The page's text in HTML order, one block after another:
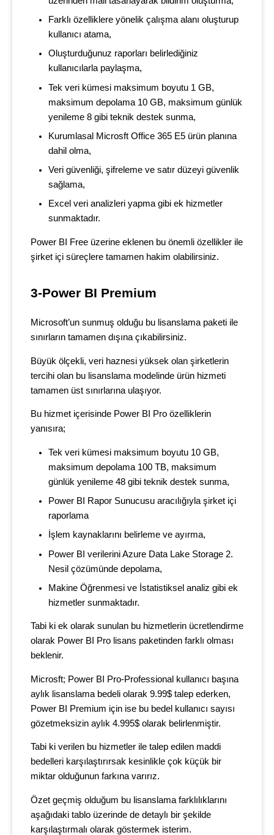
Farklı özelliklere yönelik çalışma alanı oluşturup
kullanıcı atama,
Oluşturduğunuz raporları belirlediğiniz
kullanıcılarla paylaşma,
Tek veri kümesi maksimum boyutu 1 GB,
maksimum depolama 10 GB, maksimum günlük
yenileme 8 gibi teknik destek sunma,
Kurumlasal Microsft Office 365 E5 ürün planına
dahil olma,
Veri güvenliği, şifreleme ve satır düzeyi güvenlik
sağlama,
Excel veri analizleri yapma gibi ek hizmetler
sunmaktadır.
Power BI Free üzerine eklenen bu önemli özellikler ile
şirket içi süreçlere tamamen hakim olabilirsiniz.
3-Power BI Premium
Microsoft’un sunmuş olduğu bu lisanslama paketi ile
sınırların tamamen dışına çıkabilirsiniz.
Büyük ölçekli, veri haznesi yüksek olan şirketlerin
tercihi olan bu lisanslama modelinde ürün hizmeti
tamamen üst sınırlarına ulaşıyor.
Bu hizmet içerisinde Power BI Pro özelliklerin
yanısıra;
Tek veri kümesi maksimum boyutu 10 GB,
maksimum depolama 100 TB, maksimum
günlük yenileme 48 gibi teknik destek sunma,
Power BI Rapor Sunucusu aracılığıyla şirket içi
raporlama
İşlem kaynaklarını belirleme ve ayırma,
Power BI verilerini Azure Data Lake Storage 2.
Nesil çözümünde depolama,
Makine Öğrenmesi ve İstatistiksel analiz gibi ek
hizmetler sunmaktadır.
Tabi ki ek olarak sunulan bu hizmetlerin ücretlendirme
olarak Power BI Pro lisans paketinden farklı olması
beklenir.
Microsft; Power BI Pro-Professional kullanıcı başına
aylık lisanslama bedeli olarak 9.99$ talep ederken,
Power BI Premium için ise bu bedel kullanıcı sayısı
gözetmeksizin aylık 4.995$ olarak belirlenmiştir.
Tabi ki verilen bu hizmetler ile talep edilen maddi
bedelleri karşılaştırırsak kesinlikle çok küçük bir
miktar olduğunun farkına varırız.
Özet geçmiş olduğum bu lisanslama farklılıklarını
aşağıdaki tablo üzerinde de detaylı bir şekilde
karşılaştırmalı olarak göstermek isterim.